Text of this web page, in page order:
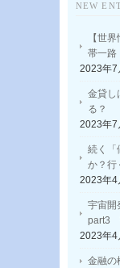
NEW
【世
帯一路
2023年7
金貸し
る？
2023年7
続く「
か？行
2023年4
宇宙開
part3
2023年4
金融の